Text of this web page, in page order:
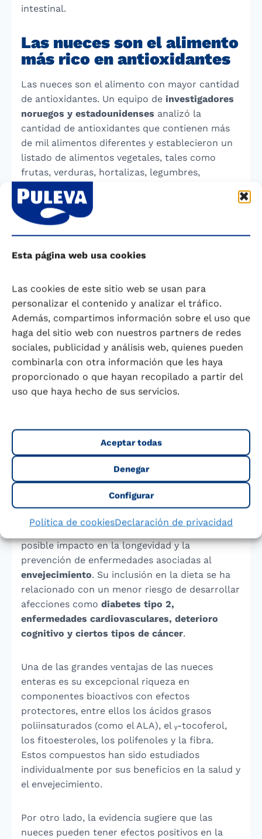
Esta página web usa cookies
Las cookies de este sitio web se usan para
personalizar el contenido y analizar el tráfico.
Además, compartimos información sobre el uso que
haga del sitio web con nuestros partners de redes
sociales, publicidad y análisis web, quienes pueden
combinarla con otra información que les haya
proporcionado o que hayan recopilado a partir del
uso que haya hecho de sus servicios.
Aceptar todas
Denegar
Configurar
Política de cookiesDeclaración de privacidad
intestinal.
Las nueces son el alimento
más rico en antioxidantes
Las nueces son el alimento con mayor cantidad
de antioxidantes. Un equipo de investigadores
noruegos y estadounidenses analizó la
cantidad de antioxidantes que contienen más
de mil alimentos diferentes y establecieron un
listado de alimentos vegetales, tales como
frutas, verduras, hortalizas, legumbres,
cereales, aceites vegetales y semillas, de
consumo más habitual. El análisis permitió
conocer que las nueces son el alimento que
ricos en estos compuestos como las naranjas,
En concreto, los estudios señalaron que las
nueces poseen20,97 unidades de
antioxidantes por cada 100 g, veinte veces más
que la cantidad presente en las naranjas (1,14),
espinacas (0,98), zanahorias (0,04) o tomates
(0,31). Asimismo, el estudio permitió determinar
que los principales componentes antioxidantes
,cincymagnesio
Saber más sobre las
El consumo de frutos secos, especialmente de
lasnueces, ha despertado gran interés por su
posible impacto en la longevidad y la
prevención de enfermedades asociadas al
envejecimiento. Su inclusión en la dieta se ha
relacionado con un menor riesgo de desarrollar
afecciones como diabetes tipo 2,
enfermedades cardiovasculares, deterioro
cognitivo y ciertos tipos de cáncer.
Una de las grandes ventajas de las nueces
enteras es su excepcional riqueza en
componentes bioactivos con efectos
protectores, entre ellos los ácidos grasos
poliinsaturados (como el ALA), el ᵧ-tocoferol,
los fitoesteroles, los polifenoles y la fibra.
Estos compuestos han sido estudiados
individualmente por sus beneficios en la salud y
el envejecimiento.
Por otro lado, la evidencia sugiere que las
nueces pueden tener efectos positivos en la